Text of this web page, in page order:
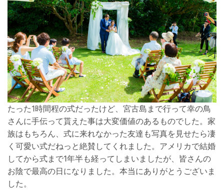
たった1時間程の式だったけど、宮古島まで行って幸の鳥
さんに手伝って貰えた事は大変価値のあるものでした。家
族はもちろん、式に来れなかった友達も写真を見せたら凄
く可愛い式だねっと絶賛してくれました。アメリカで結婚
してから式まで1年半も経ってしまいましたが、皆さんの
お陰で最高の日になりました。本当にありがとうございま
した。